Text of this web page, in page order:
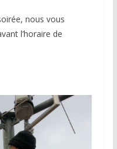
nous vous
l’horaire de